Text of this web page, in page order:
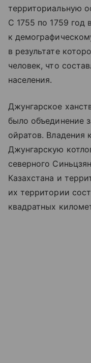
территориальную
С 1755 по 1759 год
к
в результате
человек, что
населения.
Джунгарское
было объединение
ойратов. Владения
Джунгарскую
северного
Казахстана и
их территории
квадратных